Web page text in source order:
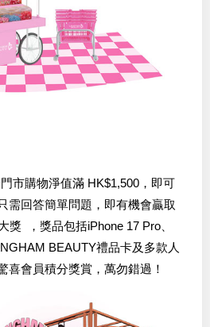
門市購物淨值滿 HK$1,500，即可
需回答簡單問題，即有機會贏取
獎 ，獎品包括iPhone 17 Pro、
BEAUTY禮品卡及多款人
喜會員積分獎賞，萬勿錯過！